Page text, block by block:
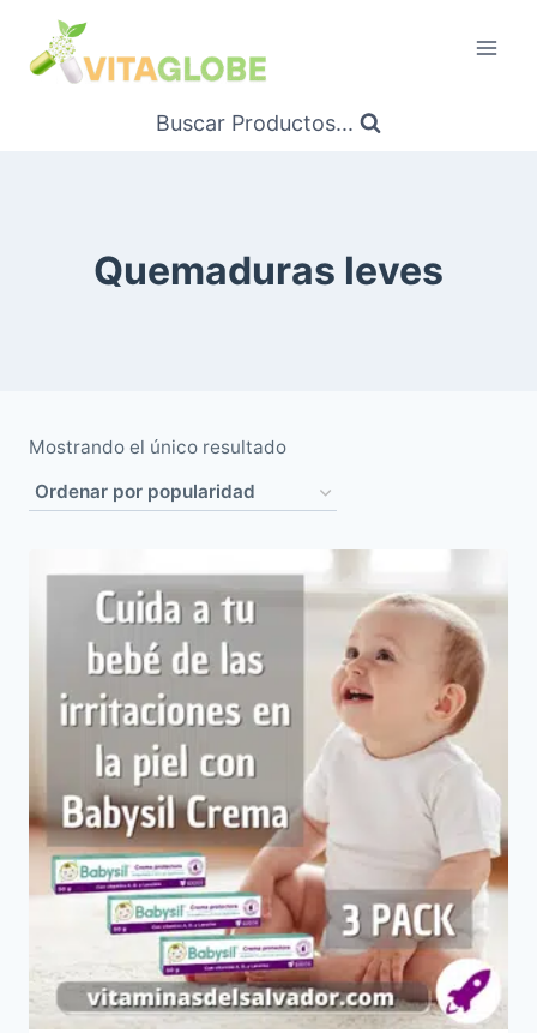
Contenido
Buscar Productos...
Quemaduras leves
Mostrando el único resultado